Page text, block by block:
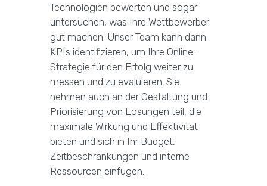
Technologien bewerten und sogar
untersuchen, was Ihre Wettbewerber
gut machen. Unser Team kann dann
KPIs identifizieren, um Ihre Online-
Strategie für den Erfolg weiter zu
messen und zu evaluieren. Sie
nehmen auch an der Gestaltung und
Priorisierung von Lösungen teil, die
maximale Wirkung und Effektivität
bieten und sich in Ihr Budget,
Zeitbeschränkungen und interne
Ressourcen einfügen.